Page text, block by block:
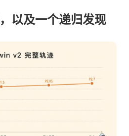
以及一个递归发现